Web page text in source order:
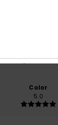
Color
5.0